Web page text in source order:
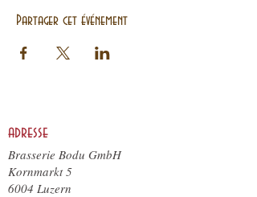
Partager cet événement
adresse
Brasserie Bodu GmbH
Kornmarkt 5
6004 Luzern